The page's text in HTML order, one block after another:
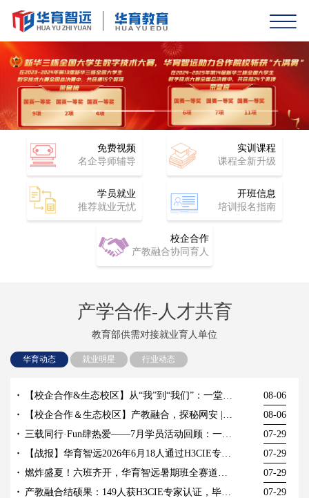
免费视频
名企导师辅导
实训课程
课程全新升级
学员就业
推荐就业无忧
开班信息
培训报名指南
校企合作
产教融合协同育人
产学合作-人才共育
教育部供需对接就业育人单位
华育动态 就业明星 行业动态
【校企合作&生态校区】从“我”到“我们”：一堂户外拓展职素课带来的成长蜕变
08-06
08-06
三载同行·Fun肆热爱——7月学员活动回顾：一场笑到肚子疼的周年趴！
07-29
【战报】华育智远2026年6月18人通过H3CIE专家认证考试！
07-29
07-29
产教融合结硕果：149人获H3CIE专家认证，毕业生起薪6000+，五年月入过万
07-29